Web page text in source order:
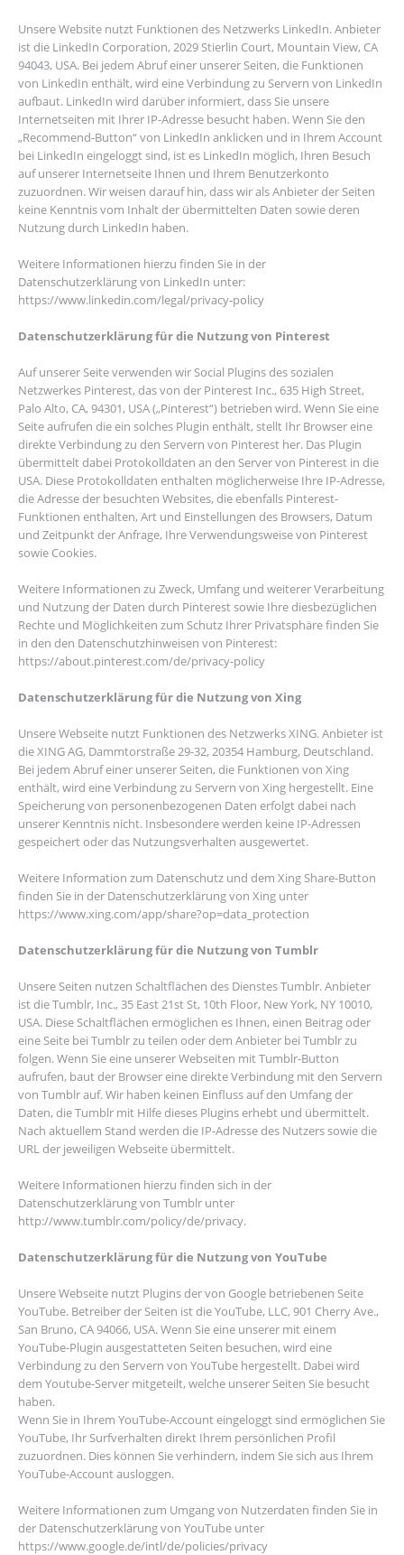
Unsere Website nutzt Funktionen des Netzwerks LinkedIn. Anbieter
ist die LinkedIn Corporation, 2029 Stierlin Court, Mountain View, CA
94043, USA. Bei jedem Abruf einer unserer Seiten, die Funktionen
von LinkedIn enthält, wird eine Verbindung zu Servern von LinkedIn
aufbaut. LinkedIn wird darüber informiert, dass Sie unsere
Internetseiten mit Ihrer IP-Adresse besucht haben. Wenn Sie den
„Recommend-Button“ von LinkedIn anklicken und in Ihrem Account
bei LinkedIn eingeloggt sind, ist es LinkedIn möglich, Ihren Besuch
auf unserer Internetseite Ihnen und Ihrem Benutzerkonto
zuzuordnen. Wir weisen darauf hin, dass wir als Anbieter der Seiten
keine Kenntnis vom Inhalt der übermittelten Daten sowie deren
Nutzung durch LinkedIn haben.
Weitere Informationen hierzu finden Sie in der
Datenschutzerklärung von LinkedIn unter:
https://www.linkedin.com/legal/privacy-policy
Datenschutzerklärung für die Nutzung von Pinterest
Auf unserer Seite verwenden wir Social Plugins des sozialen
Netzwerkes Pinterest, das von der Pinterest Inc., 635 High Street,
Palo Alto, CA, 94301, USA („Pinterest“) betrieben wird. Wenn Sie eine
Seite aufrufen die ein solches Plugin enthält, stellt Ihr Browser eine
direkte Verbindung zu den Servern von Pinterest her. Das Plugin
übermittelt dabei Protokolldaten an den Server von Pinterest in die
USA. Diese Protokolldaten enthalten möglicherweise Ihre IP-Adresse,
die Adresse der besuchten Websites, die ebenfalls Pinterest-
Funktionen enthalten, Art und Einstellungen des Browsers, Datum
und Zeitpunkt der Anfrage, Ihre Verwendungsweise von Pinterest
sowie Cookies.
Weitere Informationen zu Zweck, Umfang und weiterer Verarbeitung
und Nutzung der Daten durch Pinterest sowie Ihre diesbezüglichen
Rechte und Möglichkeiten zum Schutz Ihrer Privatsphäre finden Sie
in den den Datenschutzhinweisen von Pinterest:
https://about.pinterest.com/de/privacy-policy
Datenschutzerklärung für die Nutzung von Xing
Unsere Webseite nutzt Funktionen des Netzwerks XING. Anbieter ist
die XING AG, Dammtorstraße 29-32, 20354 Hamburg, Deutschland.
Bei jedem Abruf einer unserer Seiten, die Funktionen von Xing
enthält, wird eine Verbindung zu Servern von Xing hergestellt. Eine
Speicherung von personenbezogenen Daten erfolgt dabei nach
unserer Kenntnis nicht. Insbesondere werden keine IP-Adressen
gespeichert oder das Nutzungsverhalten ausgewertet.
Weitere Information zum Datenschutz und dem Xing Share-Button
finden Sie in der Datenschutzerklärung von Xing unter
https://www.xing.com/app/share?op=data_protection
Datenschutzerklärung für die Nutzung von Tumblr
Unsere Seiten nutzen Schaltflächen des Dienstes Tumblr. Anbieter
ist die Tumblr, Inc., 35 East 21st St, 10th Floor, New York, NY 10010,
USA. Diese Schaltflächen ermöglichen es Ihnen, einen Beitrag oder
eine Seite bei Tumblr zu teilen oder dem Anbieter bei Tumblr zu
folgen. Wenn Sie eine unserer Webseiten mit Tumblr-Button
aufrufen, baut der Browser eine direkte Verbindung mit den Servern
von Tumblr auf. Wir haben keinen Einfluss auf den Umfang der
Daten, die Tumblr mit Hilfe dieses Plugins erhebt und übermittelt.
Nach aktuellem Stand werden die IP-Adresse des Nutzers sowie die
URL der jeweiligen Webseite übermittelt.
Weitere Informationen hierzu finden sich in der
Datenschutzerklärung von Tumblr unter
http://www.tumblr.com/policy/de/privacy.
Datenschutzerklärung für die Nutzung von YouTube
Unsere Webseite nutzt Plugins der von Google betriebenen Seite
YouTube. Betreiber der Seiten ist die YouTube, LLC, 901 Cherry Ave.,
San Bruno, CA 94066, USA. Wenn Sie eine unserer mit einem
YouTube-Plugin ausgestatteten Seiten besuchen, wird eine
Verbindung zu den Servern von YouTube hergestellt. Dabei wird
dem Youtube-Server mitgeteilt, welche unserer Seiten Sie besucht
haben.
Wenn Sie in Ihrem YouTube-Account eingeloggt sind ermöglichen Sie
YouTube, Ihr Surfverhalten direkt Ihrem persönlichen Profil
zuzuordnen. Dies können Sie verhindern, indem Sie sich aus Ihrem
YouTube-Account ausloggen.
Weitere Informationen zum Umgang von Nutzerdaten finden Sie in
der Datenschutzerklärung von YouTube unter
https://www.google.de/intl/de/policies/privacy